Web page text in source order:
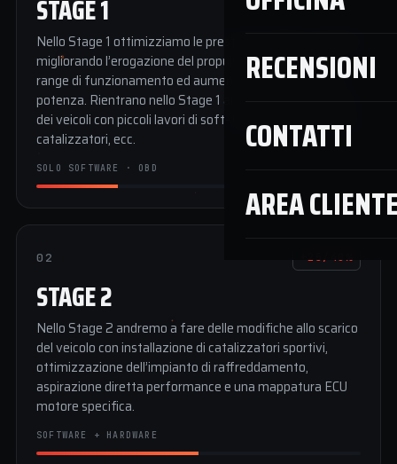
RECENSIONI
CONTATTI
AREA
STAGE 1
Nello Stage 1 ottimizziamo le prestazioni della centralina
migliorando l’erogazione del propulsore in tutto il suo
range di funzionamento ed aumentando la coppia e la
potenza. Rientrano nello Stage 1 anche l’ottimizzazione
dei veicoli con piccoli lavori di soft-tuning quali rimozione
catalizzatori, ecc.
SOLO SOFTWARE · OBD
02 +25/40%
STAGE 2
Nello Stage 2 andremo a fare delle modifiche allo scarico
del veicolo con installazione di catalizzatori sportivi,
ottimizzazione dell’impianto di raffreddamento,
aspirazione diretta performance e una mappatura ECU
motore specifica.
SOFTWARE + HARDWARE